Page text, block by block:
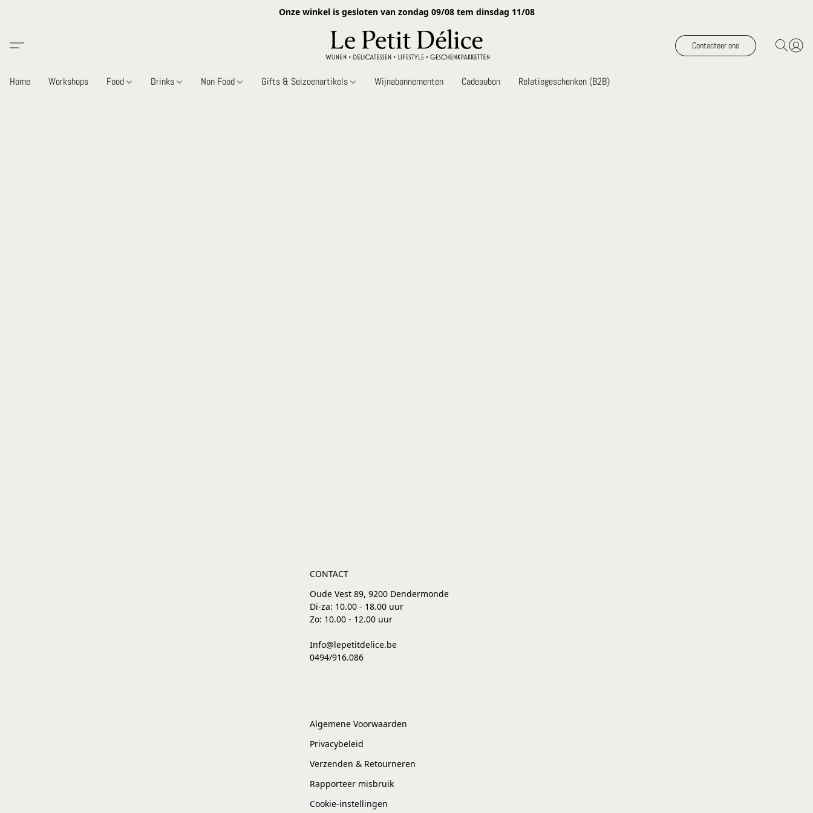
Onze winkel is gesloten van zondag 09/08 tem dinsdag 11/08
Contacteer ons
Home Workshops Food Drinks Non Food Gifts & Seizoenartikels Wijnabonnementen Cadeaubon Relatiegeschenken (B2B)
CONTACT
Oude Vest 89, 9200 Dendermonde
Di-za: 10.00 - 18.00 uur
Zo: 10.00 - 12.00 uur
Info@lepetitdelice.be
0494/916.086
Algemene Voorwaarden
Privacybeleid
Verzenden & Retourneren
Rapporteer misbruik
Cookie-instellingen